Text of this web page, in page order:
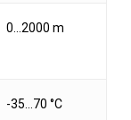
0…2000 m
-35…70 °C